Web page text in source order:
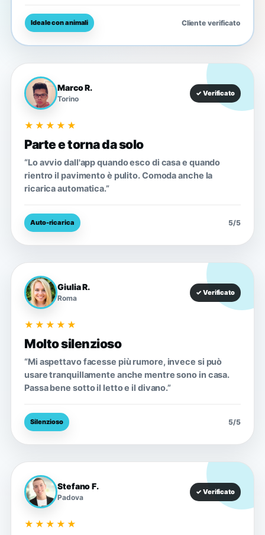
Ideale con animali Cliente verificato
Marco R.
Torino
✓ Verificato
★★★★★
Parte e torna da solo
“Lo avvio dall'app quando esco di casa e quando
rientro il pavimento è pulito. Comoda anche la
ricarica automatica.”
Auto-ricarica 5/5
Giulia R.
Roma
✓ Verificato
★★★★★
Molto silenzioso
“Mi aspettavo facesse più rumore, invece si può
usare tranquillamente anche mentre sono in casa.
Passa bene sotto il letto e il divano.”
Silenzioso 5/5
Stefano F.
Padova
✓ Verificato
★★★★★